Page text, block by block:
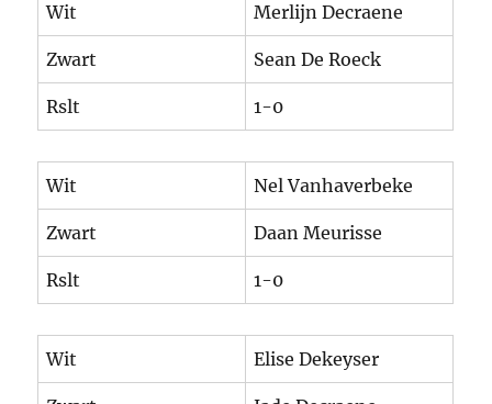
Wit Merlijn Decraene
Zwart Sean De Roeck
Rslt 1-0
Wit Nel Vanhaverbeke
Zwart Daan Meurisse
Rslt 1-0
Wit Elise Dekeyser